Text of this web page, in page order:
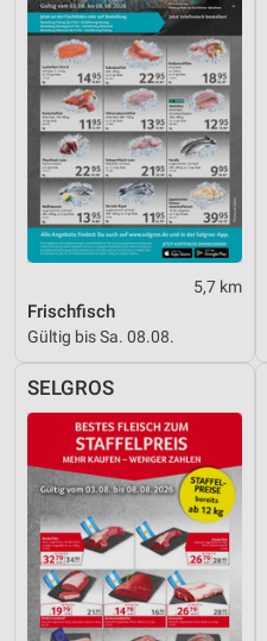
5,7 km
Frischfisch
Gültig bis Sa. 08.08.
SELGROS